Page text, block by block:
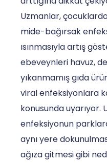
Uzmanlar,
mide-bağırsak
ısınmasıyla artış
ebeveynleri havuz,
yıkanmamış gıda
viral enfeksiyonlara
konusunda uyarıyor.
enfeksiyonun
aynı yere
ağıza gitmesi gibi